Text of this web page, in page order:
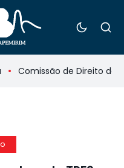
Comissão de Direito da